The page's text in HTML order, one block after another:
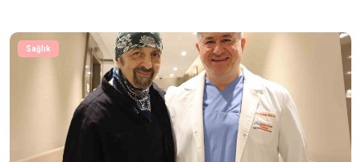
Sağlık